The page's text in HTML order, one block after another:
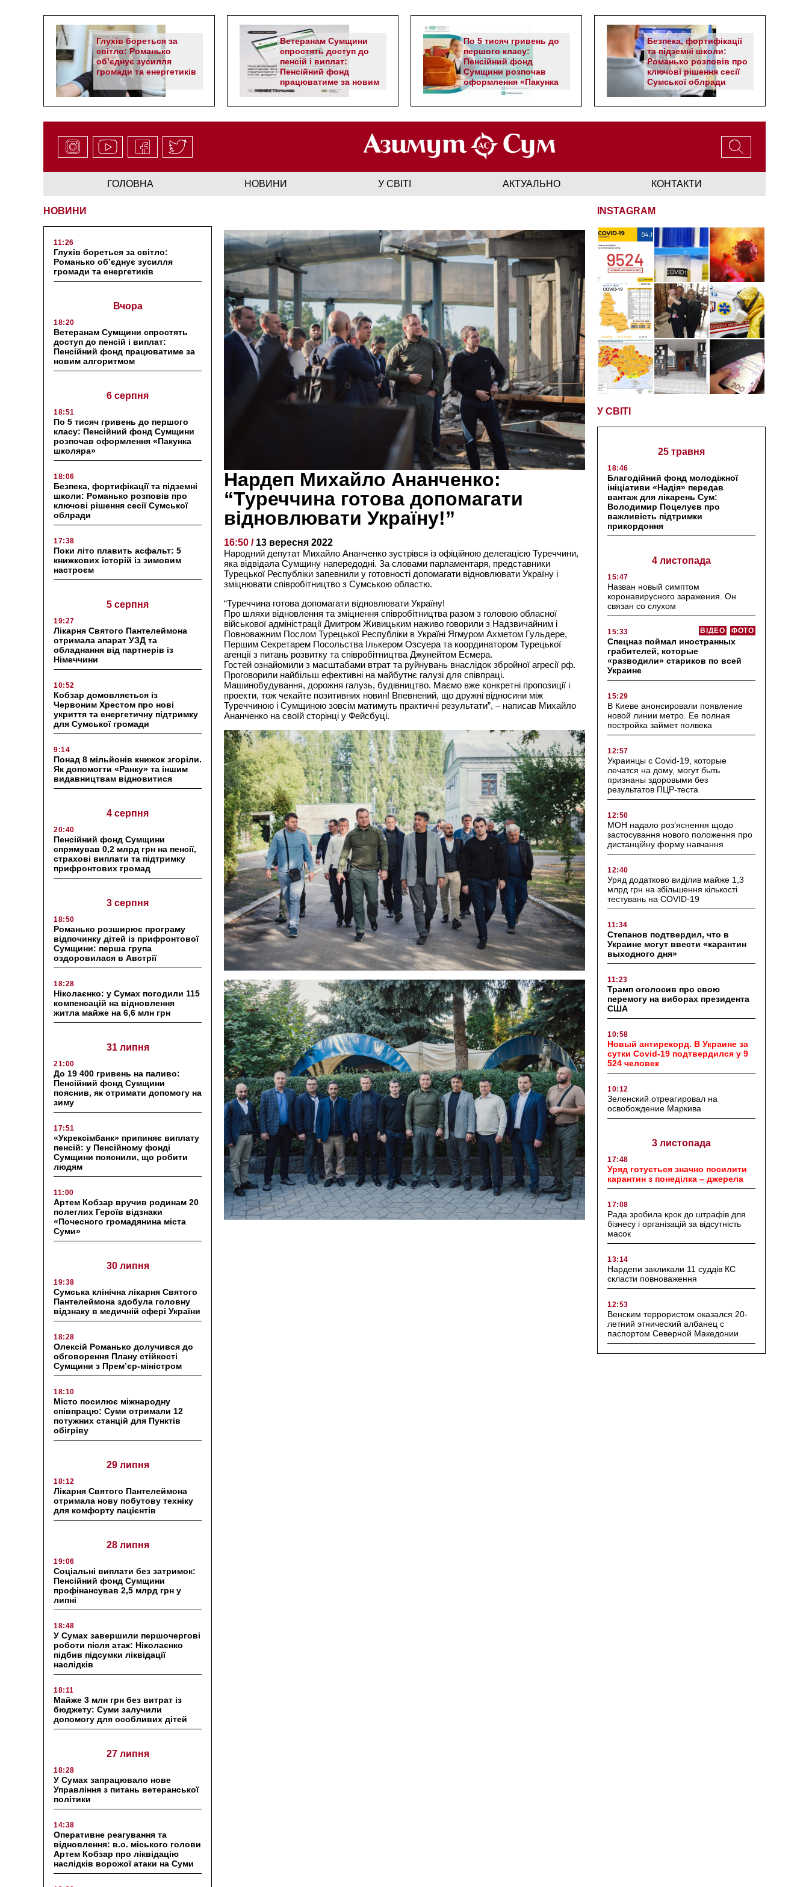
Глухів бореться за
світло: Романько
об’єднує зусилля
громади та енергетиків
Ветеранам Сумщини
спростять доступ до
пенсій і виплат:
Пенсійний фонд
працюватиме за новим
алгоритмом
По 5 тисяч гривень до
першого класу:
Пенсійний фонд
Сумщини розпочав
оформлення «Пакунка
школяра»
Безпека, фортифікації
та підземні школи:
Романько розповів про
ключові рішення сесії
Сумської облради
ГОЛОВНА НОВИНИ У СВІТІ АКТУАЛЬНО КОНТАКТИ
НОВИНИ
11:26
Глухів бореться за світло:
Романько об’єднує зусилля
громади та енергетиків
Вчора
18:20
Ветеранам Сумщини спростять
доступ до пенсій і виплат:
Пенсійний фонд працюватиме за
новим алгоритмом
6 серпня
18:51
По 5 тисяч гривень до першого
класу: Пенсійний фонд Сумщини
розпочав оформлення «Пакунка
школяра»
18:06
Безпека, фортифікації та підземні
школи: Романько розповів про
ключові рішення сесії Сумської
облради
17:38
Поки літо плавить асфальт: 5
книжкових історій із зимовим
настроєм
5 серпня
19:27
Лікарня Святого Пантелеймона
отримала апарат УЗД та
обладнання від партнерів із
Німеччини
10:52
Кобзар домовляється із
Червоним Хрестом про нові
укриття та енергетичну підтримку
для Сумської громади
9:14
Понад 8 мільйонів книжок згоріли.
Як допомогти «Ранку» та іншим
видавництвам відновитися
4 серпня
20:40
Пенсійний фонд Сумщини
спрямував 0,2 млрд грн на пенсії,
страхові виплати та підтримку
прифронтових громад
3 серпня
18:50
Романько розширює програму
відпочинку дітей із прифронтової
Сумщини: перша група
оздоровилася в Австрії
18:28
Ніколаєнко: у Сумах погодили 115
компенсацій на відновлення
житла майже на 6,6 млн грн
31 липня
21:00
До 19 400 гривень на паливо:
Пенсійний фонд Сумщини
пояснив, як отримати допомогу на
зиму
17:51
«Укрексімбанк» припиняє виплату
пенсій: у Пенсійному фонді
Сумщини пояснили, що робити
людям
11:00
Артем Кобзар вручив родинам 20
полеглих Героїв відзнаки
«Почесного громадянина міста
Суми»
30 липня
19:38
Сумська клінічна лікарня Святого
Пантелеймона здобула головну
відзнаку в медичній сфері України
18:28
Олексій Романько долучився до
обговорення Плану стійкості
Сумщини з Прем’єр-міністром
18:10
Місто посилює міжнародну
співпрацю: Суми отримали 12
потужних станцій для Пунктів
обігріву
29 липня
18:12
Лікарня Святого Пантелеймона
отримала нову побутову техніку
для комфорту пацієнтів
28 липня
19:06
Соціальні виплати без затримок:
Пенсійний фонд Сумщини
профінансував 2,5 млрд грн у
липні
18:48
У Сумах завершили першочергові
роботи після атак: Ніколаєнко
підбив підсумки ліквідації
наслідків
18:11
Майже 3 млн грн без витрат із
бюджету: Суми залучили
допомогу для особливих дітей
27 липня
18:28
У Сумах запрацювало нове
Управління з питань ветеранської
політики
14:38
Оперативне реагування та
відновлення: в.о. міського голови
Артем Кобзар про ліквідацію
наслідків ворожої атаки на Суми
Нардеп Михайло Ананченко:
“Туреччина готова допомагати
відновлювати Україну!”
16:50 / 13 вересня 2022
Народний депутат Михайло Ананченко зустрівся із офіційною делегацією Туреччини,
яка відвідала Сумщину напередодні. За словами парламентаря, представники
Турецької Республіки запевнили у готовності допомагати відновлювати Україну і
зміцнювати співробітництво з Сумською областю.
“Туреччина готова допомагати відновлювати Україну!
Про шляхи відновлення та зміцнення співробітництва разом з головою обласної
військової адміністрації Дмитром Живицьким наживо говорили з Надзвичайним і
Повноважним Послом Турецької Республіки в Україні Ягмуром Ахметом Гульдере,
Першим Секретарем Посольства Ількером Озсуера та координатором Турецької
агенції з питань розвитку та співробітництва Джунейтом Есмера.
Гостей ознайомили з масштабами втрат та руйнувань внаслідок збройної агресії рф.
Проговорили найбільш ефективні на майбутнє галузі для співпраці.
Машинобудування, дорожня галузь, будівництво. Маємо вже конкретні пропозиції і
проекти, тож чекайте позитивних новин! Впевнений, що дружні відносини між
Туреччиною і Сумщиною зовсім матимуть практичні результати”, – написав Михайло
Ананченко на своїй сторінці у Фейсбуці.
INSTAGRAM
У СВІТІ
25 травня
18:46
Благодійний фонд молодіжної
ініціативи «Надія» передав
вантаж для лікарень Сум:
Володимир Поцелуєв про
важливість підтримки
прикордоння
4 листопада
15:47
Назван новый симптом
коронавирусного заражения. Он
связан со слухом
15:33 ФОТО
ВІДЕО
Спецназ поймал иностранных
грабителей, которые
«разводили» стариков по всей
Украине
15:29
В Киеве анонсировали появление
новой линии метро. Ее полная
постройка займет полвека
12:57
Украинцы с Covid-19, которые
лечатся на дому, могут быть
признаны здоровыми без
результатов ПЦР-теста
12:50
МОН надало роз’яснення щодо
застосування нового положення про
дистанційну форму навчання
12:40
Уряд додатково виділив майже 1,3
млрд грн на збільшення кількості
тестувань на COVID-19
11:34
Степанов подтвердил, что в
Украине могут ввести «карантин
выходного дня»
11:23
Трамп оголосив про свою
перемогу на виборах президента
США
10:58
Новый антирекорд. В Украине за
сутки Covid-19 подтвердился у 9
524 человек
10:12
Зеленский отреагировал на
освобождение Маркива
3 листопада
17:48
Уряд готується значно посилити
карантин з понеділка – джерела
17:08
Рада зробила крок до штрафів для
бізнесу і організацій за відсутність
масок
13:14
Нардепи закликали 11 суддів КС
скласти повноваження
12:53
Венским террористом оказался 20-
летний этнический албанец с
паспортом Северной Македонии